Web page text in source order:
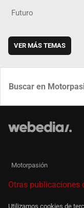
Futuro
VER MÁS TEMAS
Motorpasión
Otras publicaciones
Utilizamos cookies de